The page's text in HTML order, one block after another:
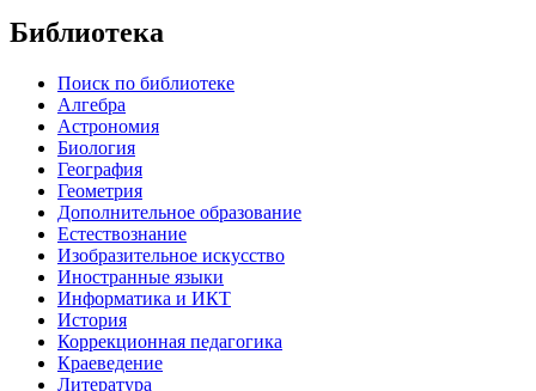
Библиотека
Поиск по библиотеке
Алгебра
Астрономия
Биология
География
Геометрия
Дополнительное образование
Естествознание
Изобразительное искусство
Иностранные языки
Информатика и ИКТ
История
Коррекционная педагогика
Краеведение
Литература